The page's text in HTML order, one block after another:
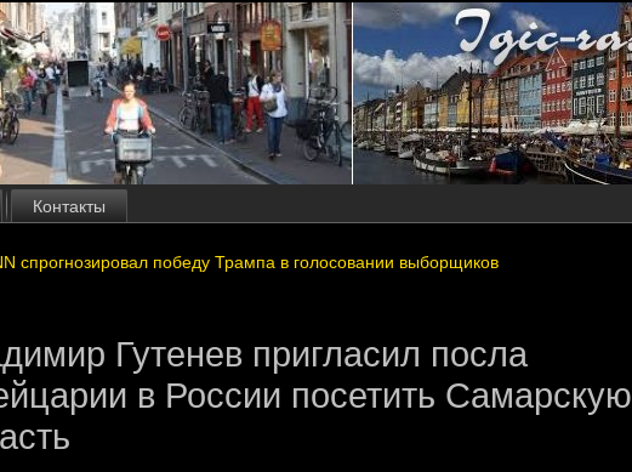
Контакты
спрогнозировал победу Трампа в голосовании выборщиков
Гутенев пригласил посла
в России посетить Самарскую